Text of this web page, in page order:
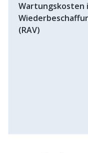
Wartungskosten
(RAV)